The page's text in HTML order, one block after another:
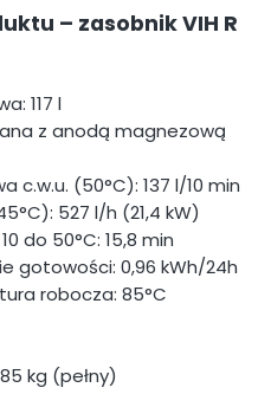
– zasobnik VIH R
117 l
z anodą magnezową
c.w.u. (50°C): 137 l/10 min
527 l/h (21,4 kW)
do 50°C: 15,8 min
gotowości: 0,96 kWh/24h
robocza: 85°C
kg (pełny)